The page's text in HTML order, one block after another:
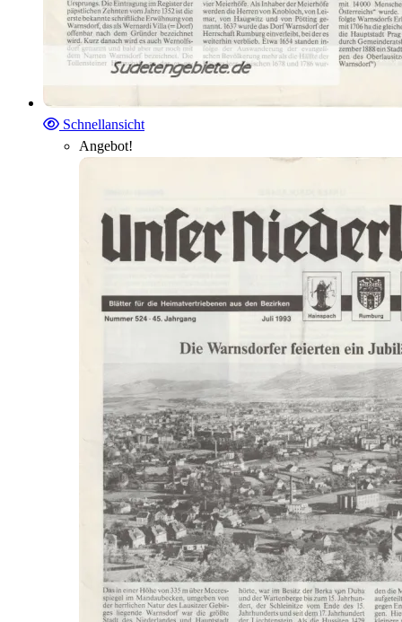
Schnellansicht
Angebot!